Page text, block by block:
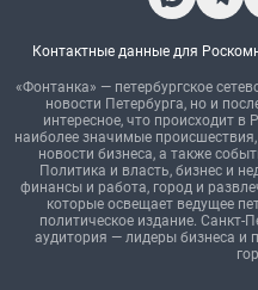
Контактные данные для
«Фонтанка» — петербургское
новости Петербурга, но и
интересное, что происходит
наиболее значимые
новости бизнеса, а также
Политика и власть, бизнес и
финансы и работа, город и
которые освещает ведущее
политическое издание. Санкт-
аудитория — лидеры бизнеса и